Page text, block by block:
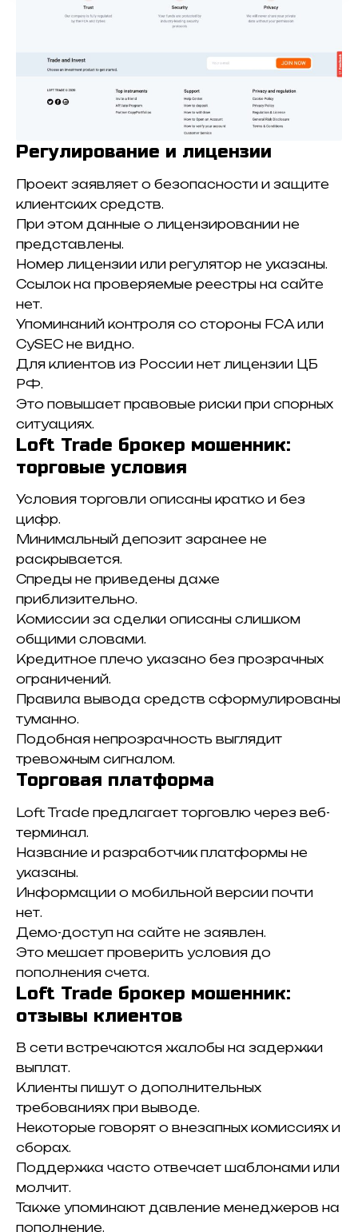
Регулирование и лицензии
Проект заявляет о безопасности и защите
клиентских средств.
При этом данные о лицензировании не
представлены.
Номер лицензии или регулятор не указаны.
Ссылок на проверяемые реестры на сайте
нет.
Упоминаний контроля со стороны FCA или
CySEC не видно.
Для клиентов из России нет лицензии ЦБ
РФ.
Это повышает правовые риски при спорных
ситуациях.
Loft Trade брокер мошенник:
торговые условия
Условия торговли описаны кратко и без
цифр.
Минимальный депозит заранее не
раскрывается.
Спреды не приведены даже
приблизительно.
Комиссии за сделки описаны слишком
общими словами.
Кредитное плечо указано без прозрачных
ограничений.
Правила вывода средств сформулированы
туманно.
Подобная непрозрачность выглядит
тревожным сигналом.
Торговая платформа
Loft Trade предлагает торговлю через веб-
терминал.
Название и разработчик платформы не
указаны.
Информации о мобильной версии почти
нет.
Демо-доступ на сайте не заявлен.
Это мешает проверить условия до
пополнения счета.
Loft Trade брокер мошенник:
отзывы клиентов
В сети встречаются жалобы на задержки
выплат.
Клиенты пишут о дополнительных
требованиях при выводе.
Некоторые говорят о внезапных комиссиях и
сборах.
Поддержка часто отвечает шаблонами или
молчит.
Также упоминают давление менеджеров на
пополнение.